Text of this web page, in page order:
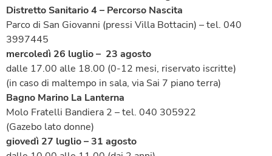
Distretto Sanitario 4 – Percorso Nascita
Parco di San Giovanni (pressi Villa Bottacin) – tel. 040
3997445
mercoledì 26 luglio – 23 agosto
dalle 17.00 alle 18.00 (0-12 mesi, riservato iscritte)
(in caso di maltempo in sala, via Sai 7 piano terra)
Bagno Marino La Lanterna
Molo Fratelli Bandiera 2 – tel. 040 305922
(Gazebo lato donne)
giovedì 27 luglio – 31 agosto